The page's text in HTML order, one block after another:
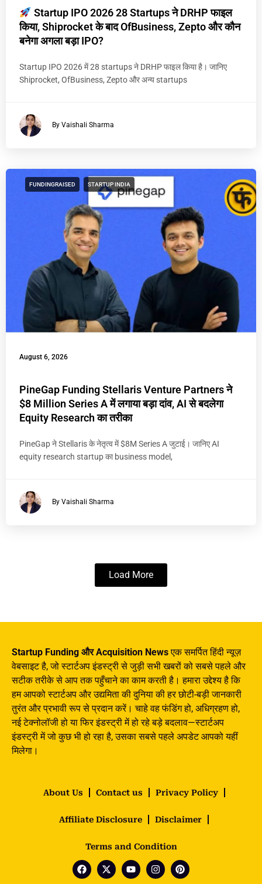
Startup IPO 2026 28 Startups ने DRHP फाइल
किया, Shiprocket के बाद OfBusiness, Zepto और कौन
बनेगा अगला बड़ा IPO?
Startup IPO 2026 में 28 startups ने DRHP फाइल किया है। जानिए
Shiprocket, OfBusiness, Zepto और अन्य startups
By Vaishali Sharma
FUNDINGRAISED STARTUP INDIA
August 6, 2026
PineGap Funding Stellaris Venture Partners ने
$8 Million Series A में लगाया बड़ा दांव, AI से बदलेगा
Equity Research का तरीका
PineGap ने Stellaris के नेतृत्व में $8M Series A जुटाई। जानिए AI
equity research startup का business model,
By Vaishali Sharma
Load More
Startup Funding और Acquisition Newsएक समर्पित हिंदी न्यूज़
वेबसाइट है, जो स्टार्टअप इंडस्ट्री से जुड़ी सभी खबरों को सबसे पहले और
सटीक तरीके से आप तक पहुँचाने का काम करती है। हमारा उद्देश्य है कि
हम आपको स्टार्टअप और उद्यमिता की दुनिया की हर छोटी-बड़ी जानकारी
तुरंत और प्रभावी रूप से प्रदान करें। चाहे वह फंडिंग हो, अधिग्रहण हो,
नई टेक्नोलॉजी हो या फिर इंडस्ट्री में हो रहे बड़े बदलाव—स्टार्टअप
इंडस्ट्री में जो कुछ भी हो रहा है, उसका सबसे पहले अपडेट आपको यहीं
मिलेगा।
About Us Contact us Privacy Policy
Affiliate Disclosure Disclaimer
Terms and Condition